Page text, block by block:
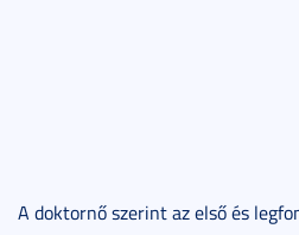
A doktornő szerint az első és